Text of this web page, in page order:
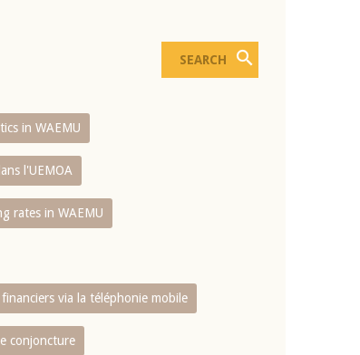
in WAEMU
l'UEMOA
rates in WAEMU
via la téléphonie mobile
conjoncture